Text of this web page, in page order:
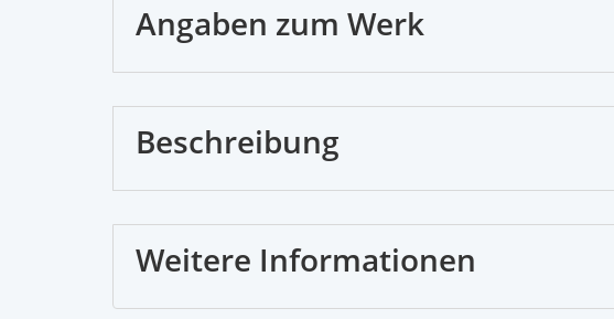
Angaben zum Werk
Beschreibung
Weitere Informationen